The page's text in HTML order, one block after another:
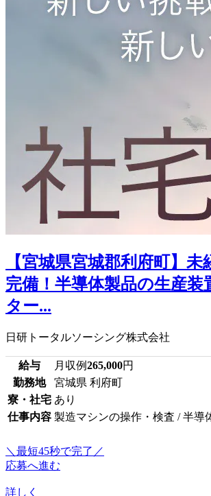
【宮城県宮城郡利府町】
完備！半導体製品の生産装
ター...
日研トータルソーシング株式会社
給与 月収例265,000円
勤務地
宮城県 利府町
寮・社宅 あり
仕事内容 製造マシンの操作・検査 / 半導
＼最短45秒で完了／
応募へ進む
詳しく